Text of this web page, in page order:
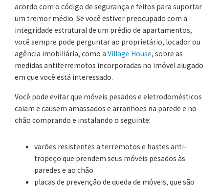
acordo com o código de segurança e feitos para suportar
um tremor médio. Se você estiver preocupado com a
integridade estrutural de um prédio de apartamentos,
você sempre pode perguntar ao proprietário, locador ou
agência imobiliária, como a Village House, sobre as
medidas antiterremotos incorporadas no imóvel alugado
em que você está interessado.
Você pode evitar que móveis pesados e eletrodomésticos
caiam e causem amassados e arranhões na parede e no
chão comprando e instalando o seguinte:
varões resistentes a terremotos e hastes anti-
tropeço que prendem seus móveis pesados às
paredes e ao chão
placas de prevenção de queda de móveis, que são